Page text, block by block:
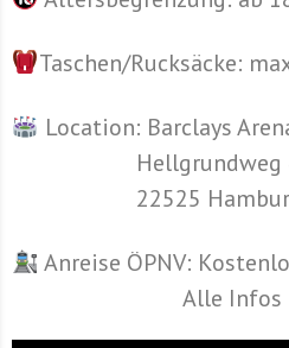
Taschen/Rucksäcke:
Location: Barclays
Hellgrundweg
22525
Anreise ÖPNV:
Alle Infos mit